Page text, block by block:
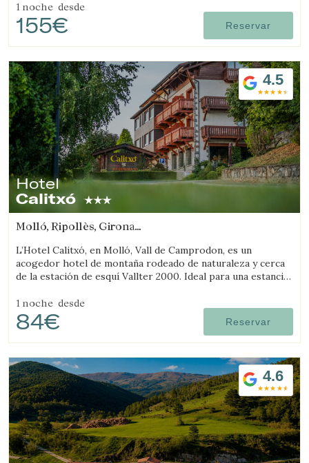
1 noche desde
155€ Reservar
4.5
Hotel
Calitxó
Molló, Ripollès, Girona
L’Hotel Calitxó, en Molló, Vall de Camprodon, es un
acogedor hotel de montaña rodeado de naturaleza y cerca
de la estación de esquí Vallter 2000. Ideal para una estancia
1 noche desde
84€ Reservar
4.6